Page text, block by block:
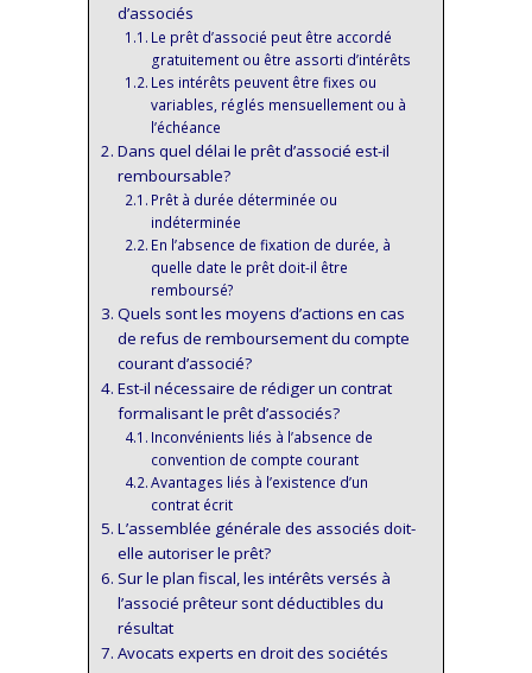
d’associés
Le prêt d’associé peut être accordé
gratuitement ou être assorti d’intérêts
Les intérêts peuvent être fixes ou
variables, réglés mensuellement ou à
l’échéance
Dans quel délai le prêt d’associé est-il
remboursable?
Prêt à durée déterminée ou
indéterminée
En l’absence de fixation de durée, à
quelle date le prêt doit-il être
remboursé?
Quels sont les moyens d’actions en cas
de refus de remboursement du compte
courant d’associé?
Est-il nécessaire de rédiger un contrat
formalisant le prêt d’associés?
Inconvénients liés à l’absence de
convention de compte courant
Avantages liés à l’existence d’un
contrat écrit
L’assemblée générale des associés doit-
elle autoriser le prêt?
Sur le plan fiscal, les intérêts versés à
l’associé prêteur sont déductibles du
résultat
Avocats experts en droit des sociétés